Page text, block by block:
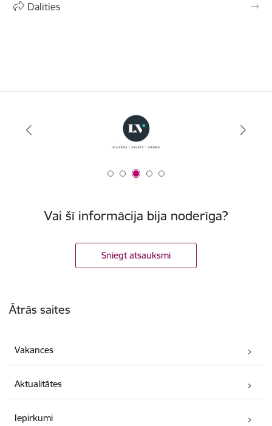
Dalīties
Vai šī informācija bija noderīga?
Sniegt atsauksmi
Ātrās saites
Vakances
Aktualitātes
Iepirkumi